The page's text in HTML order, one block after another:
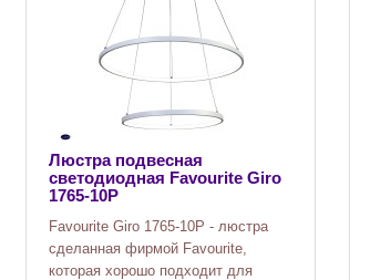
Люстра подвесная
светодиодная Favourite Giro
1765-10P
Favourite Giro 1765-10P - люстра
сделанная фирмой Favourite,
которая хорошо подходит для